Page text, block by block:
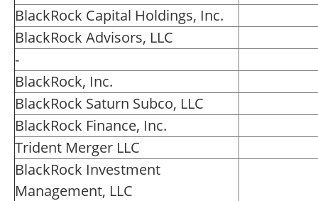
BlackRock Capital Holdings, Inc.
BlackRock Advisors, LLC
-
BlackRock, Inc.
BlackRock Saturn Subco, LLC
BlackRock Finance, Inc.
Trident Merger LLC
BlackRock Investment
Management, LLC